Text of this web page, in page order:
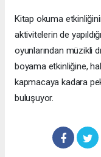
Kitap okuma
aktivitelerin de
oyunlarından müzikli
boyama etkinliğine,
kapmacaya kadara
buluşuyor.